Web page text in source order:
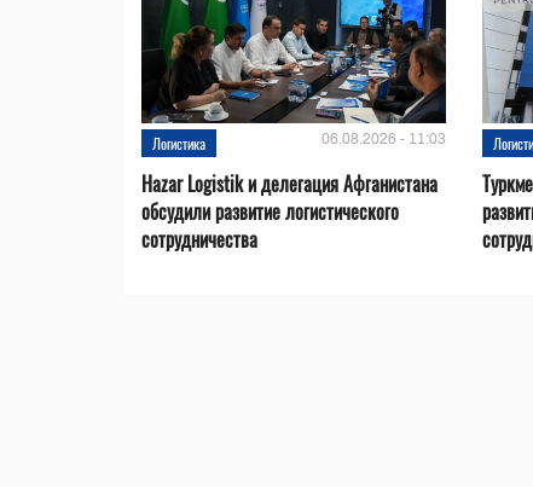
Логистика 06.08.2026 - 11:03
Hazar Logistik и делегация Афганистана
обсудили развитие логистического
сотрудничества